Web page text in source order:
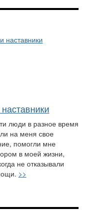
люди в разное время
на меня свое
помогли мне
в моей жизни,
не отказывали
>>